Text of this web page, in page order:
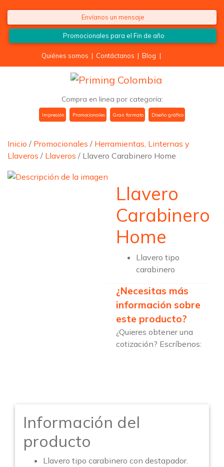
Envíanos un mensaje
Promocionales para el Fin de año
Quiénes somos | Contáctanos | Blog |
Compra en linea por categoría:
Impresión Promocionales Gran formato Diseño gráfico
Inicio / Promocionales / Herramientas, Linternas y
Llaveros / Llaveros / Llavero Carabinero Home
Llavero
Carabinero
Home
Llavero tipo
carabinero
¿Necesitas más
información sobre
este producto?
¿Quieres obtener una
cotización? Escríbenos:
Información del
producto
Llavero tipo carabinero con destapador.